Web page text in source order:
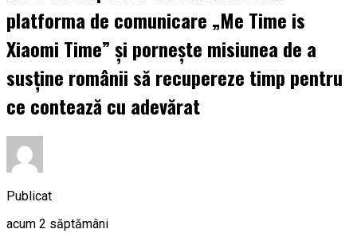
platforma de comunicare „Me Time is
Xiaomi Time” și pornește misiunea de a
susține românii să recupereze timp pentru
ce contează cu adevărat
Publicat
acum 2 săptămâni